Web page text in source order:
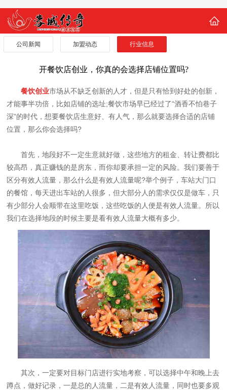
公司新闻 加盟动态 行业信息
开餐饮店创业，你真的会选择店铺位置吗?
餐饮创业市场从不缺乏创新的人才，但是只有恰到好处的创新，
才能事半功倍，比如店铺的选址;餐饮市场早已经过了“酒香不怕巷子
深”的时代，想要餐饮店生意好、有人气，那么就要选择合适的店铺
位置，那么你会选择吗?
首先，地段好不一定生意就好做，这些地方的租金、转让费都比
较高昂，真正赚钱的是房东，而你却要承担一定的风险。我们要善于
区分有效人流量，那么什么是有效人流量呢?举个例子，车站大门口
的餐馆，每天进出车站的人很多，但大部分人的需求仅仅是做车，只
有少部分人会顺带在这里吃饭，这些吃饭的人便是有效人流量。所以
我们在选择地段的时候主要是看有效人流量大概有多少。
其次，一定要对目标门店进行实地考察，可以选择中午和晚上去
蹲点，做好记录，一是总的人流量，二是有效人流量，同时也要多观